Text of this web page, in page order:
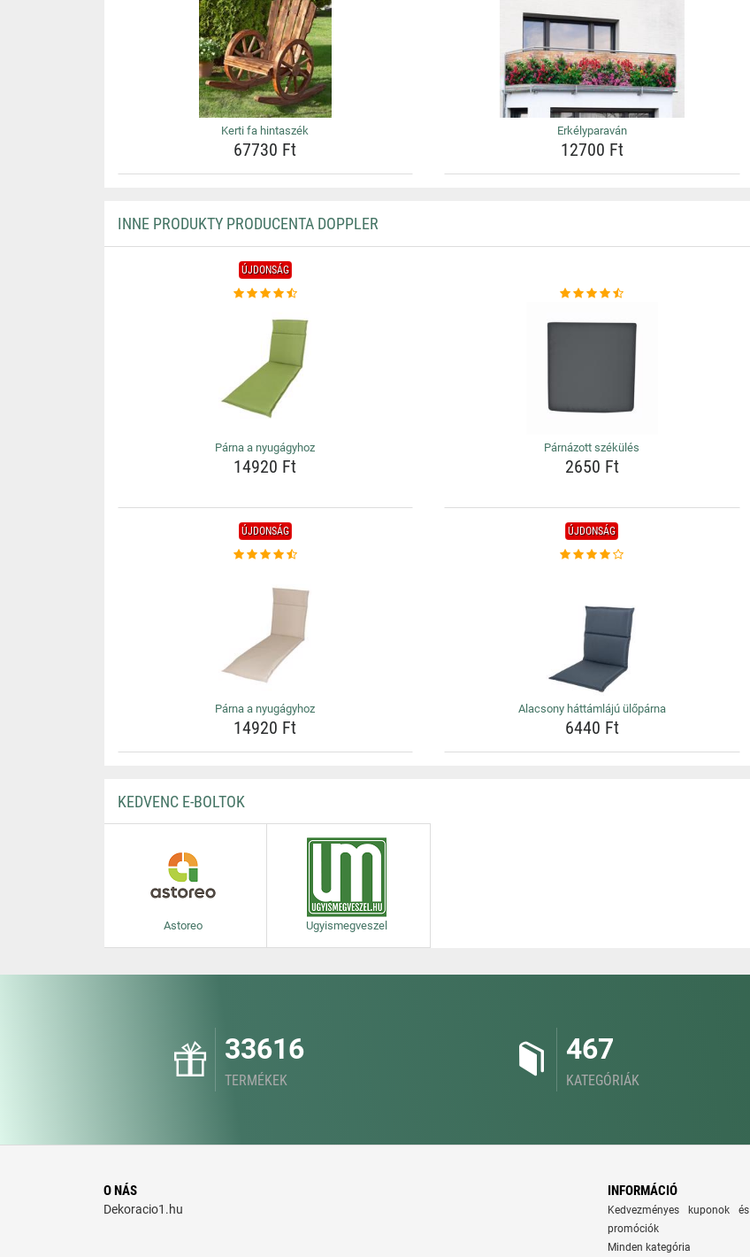
Kerti fa hintaszék
67730 Ft
Erkélyparaván
12700 Ft
INNE PRODUKTY PRODUCENTA DOPPLER
ÚJDONSÁG
Párna a nyugágyhoz
14920 Ft
Párnázott székülés
2650 Ft
ÚJDONSÁG
Párna a nyugágyhoz
14920 Ft
ÚJDONSÁG
Alacsony háttámlájú ülőpárna
6440 Ft
KEDVENC E-BOLTOK
Astoreo Ugyismegveszel
33616
TERMÉKEK
467
KATEGÓRIÁK
O NÁS
Dekoracio1.hu
INFORMÁCIÓ
Kedvezményes kuponok és
promóciók
Minden kategória